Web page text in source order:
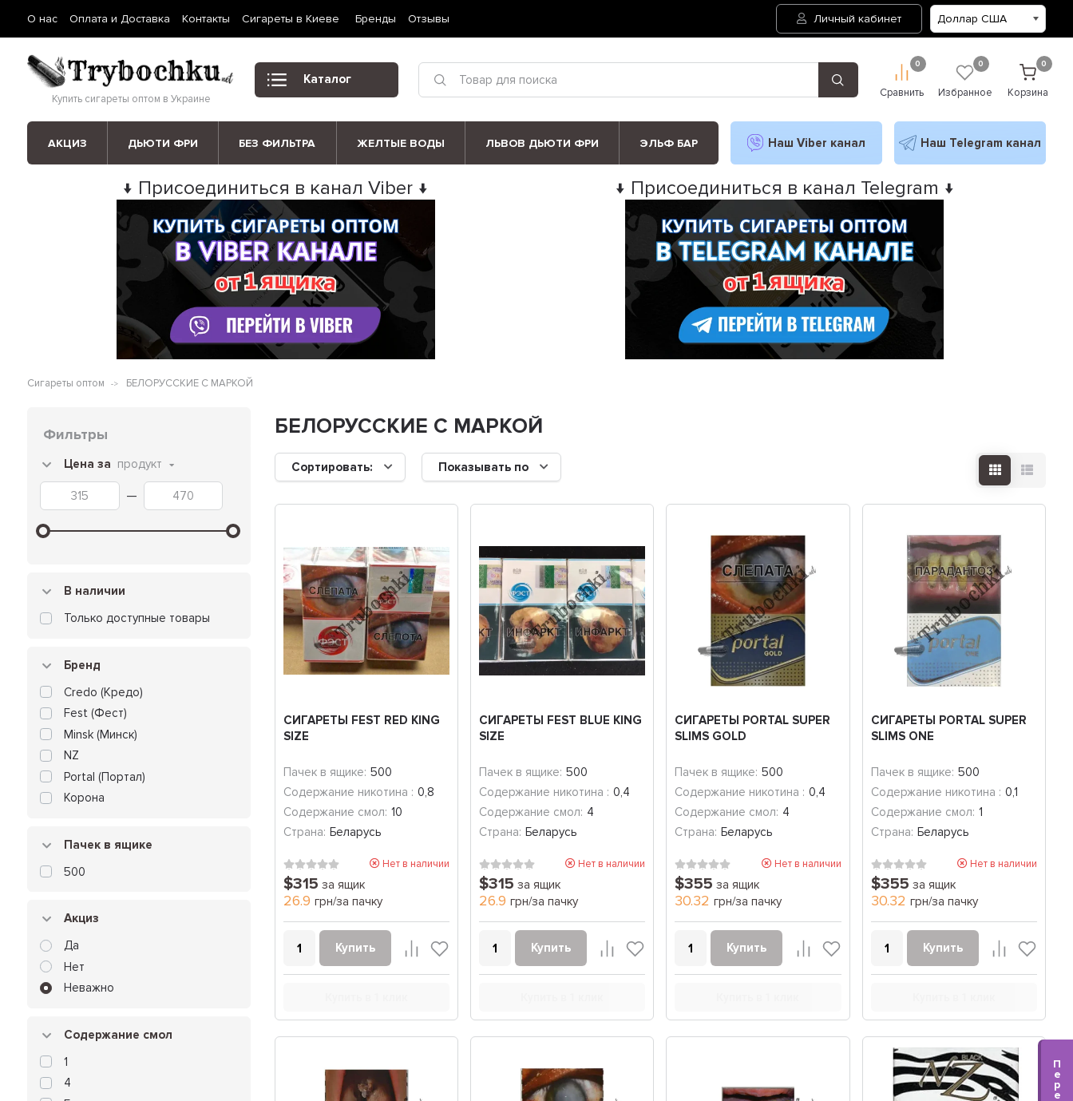
О нас Оплата и Доставка Контакты Сигареты в Киеве Бренды Отзывы Личный кабинет
Купить сигареты оптом в Украине
Каталог
0
Сравнить
0
Избранное
0
Корзина
АКЦИЗ ДЬЮТИ ФРИ БЕЗ ФИЛЬТРА ЖЕЛТЫЕ ВОДЫ ЛЬВОВ ДЬЮТИ ФРИ ЭЛЬФ БАР Наш Viber канал Наш Telegram канал
↓ Присоединиться в канал Viber ↓ ↓ Присоединиться в канал Telegram ↓
Сигареты оптом БЕЛОРУССКИЕ С МАРКОЙ
Фильтры
Цена за продукт
—
В наличии
Только доступные товары
Бренд
Credo (Кредо)
Fest (Фест)
Minsk (Минск)
NZ
Portal (Портал)
Корона
Пачек в ящике
500
Акциз
Да
Нет
Неважно
Содержание смол
1
4
БЕЛОРУССКИЕ С МАРКОЙ
Сортировать: Показывать по
СИГАРЕТЫ FEST RED KING
SIZE
Пачек в ящике: 500
Содержание никотина : 0,8
Содержание смол: 10
Страна: Беларусь
Нет в наличии
$315 за ящик
26.9 грн/за пачку
Купить
СИГАРЕТЫ FEST BLUE KING
SIZE
Пачек в ящике: 500
Содержание никотина : 0,4
Содержание смол: 4
Страна: Беларусь
Нет в наличии
$315 за ящик
26.9 грн/за пачку
Купить
СИГАРЕТЫ PORTAL SUPER
SLIMS GOLD
Пачек в ящике: 500
Содержание никотина : 0,4
Содержание смол: 4
Страна: Беларусь
Нет в наличии
$355 за ящик
30.32 грн/за пачку
Купить
СИГАРЕТЫ PORTAL SUPER
SLIMS ONE
Пачек в ящике: 500
Содержание никотина : 0,1
Содержание смол: 1
Страна: Беларусь
Нет в наличии
$355 за ящик
30.32 грн/за пачку
Купить
П
е
р
е